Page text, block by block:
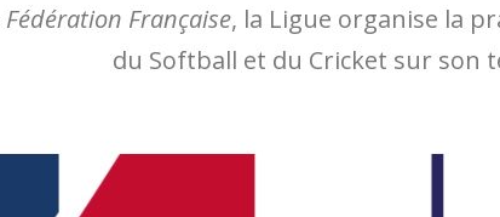
Fédération Française, la Ligue organise la
du Softball et du Cricket sur son